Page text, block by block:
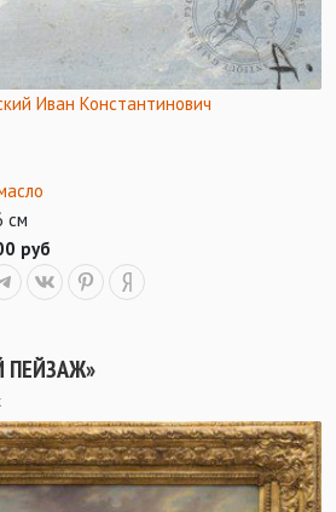
Иван Константинович
см
руб
ПЕЙЗАЖ»